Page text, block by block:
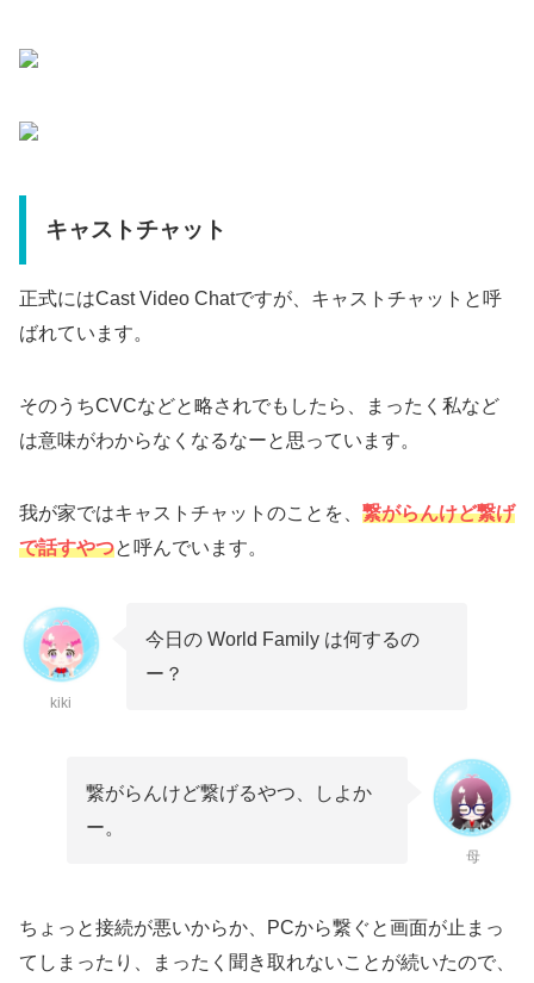
キャストチャット
正式にはCast Video Chatですが、キャストチャットと呼
ばれています。
そのうちCVCなどと略されでもしたら、まったく私など
は意味がわからなくなるなーと思っています。
我が家ではキャストチャットのことを、 繋がらんけど繋げ
で話すやつと呼んでいます。
kiki
今日の World Family は何するの
ー？
繋がらんけど繋げるやつ、しよか
ー。
母
ちょっと接続が悪いからか、PCから繋ぐと画面が止まっ
てしまったり、まったく聞き取れないことが続いたので、